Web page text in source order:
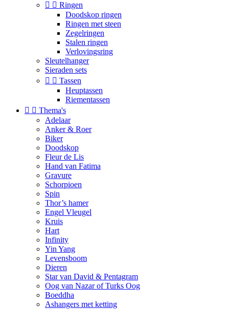
  Ringen
Doodskop ringen
Ringen met steen
Zegelringen
Stalen ringen
Verlovingsring
Sleutelhanger
Sieraden sets
  Tassen
Heuptassen
Riementassen
  Thema's
Adelaar
Anker & Roer
Biker
Doodskop
Fleur de Lis
Hand van Fatima
Gravure
Schorpioen
Spin
Thor’s hamer
Engel Vleugel
Kruis
Hart
Infinity
Yin Yang
Levensboom
Dieren
Star van David & Pentagram
Oog van Nazar of Turks Oog
Boeddha
Ashangers met ketting